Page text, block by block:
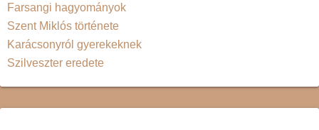
Farsangi hagyományok
Szent Miklós története
Karácsonyról gyerekeknek
Szilveszter eredete